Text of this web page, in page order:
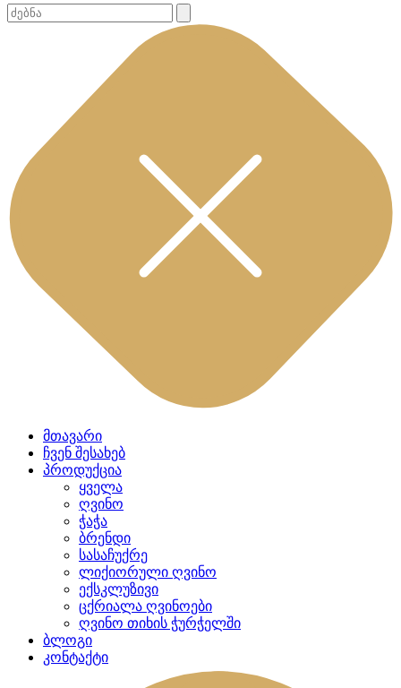
მთავარი
ჩვენ შესახებ
პროდუქცია
ყველა
ღვინო
ჭაჭა
ბრენდი
სასაჩუქრე
ლიქიორული ღვინო
ექსკლუზივი
ცქრიალა ღვინოები
ღვინო თიხის ჭურჭელში
ბლოგი
კონტაქტი